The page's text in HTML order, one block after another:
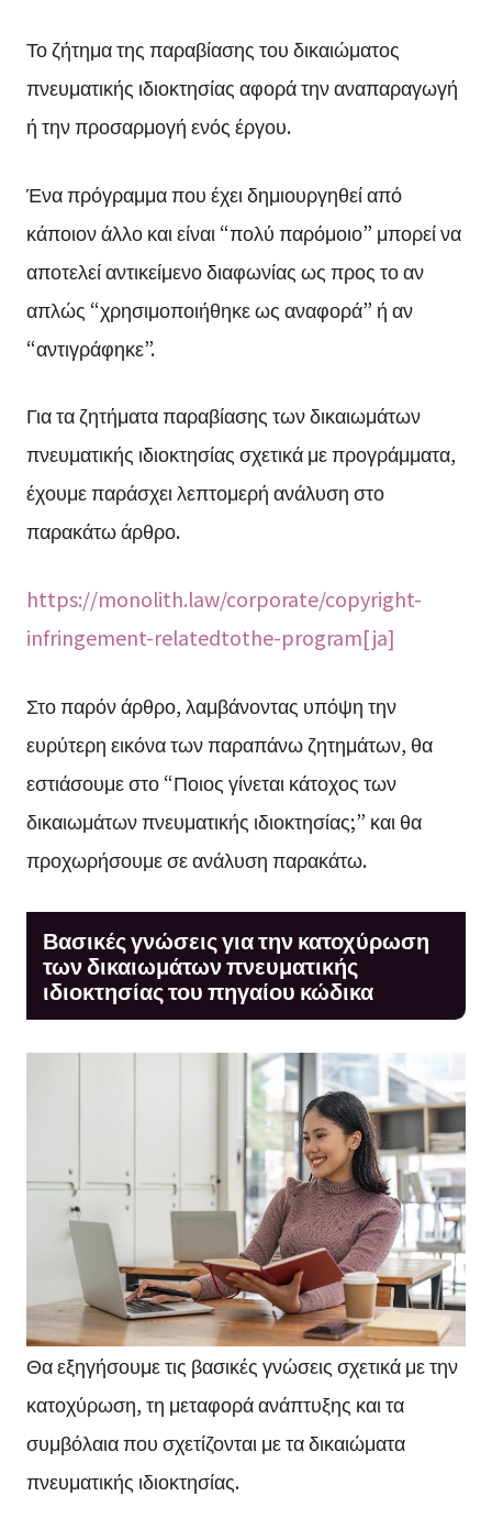
Το ζήτημα της παραβίασης του δικαιώματος
πνευματικής ιδιοκτησίας αφορά την αναπαραγωγή
ή την προσαρμογή ενός έργου.
Ένα πρόγραμμα που έχει δημιουργηθεί από
κάποιον άλλο και είναι “πολύ παρόμοιο” μπορεί να
αποτελεί αντικείμενο διαφωνίας ως προς το αν
απλώς “χρησιμοποιήθηκε ως αναφορά” ή αν
“αντιγράφηκε”.
Για τα ζητήματα παραβίασης των δικαιωμάτων
πνευματικής ιδιοκτησίας σχετικά με προγράμματα,
έχουμε παράσχει λεπτομερή ανάλυση στο
παρακάτω άρθρο.
https://monolith.law/corporate/copyright-
infringement-relatedtothe-program[ja]
Στο παρόν άρθρο, λαμβάνοντας υπόψη την
ευρύτερη εικόνα των παραπάνω ζητημάτων, θα
εστιάσουμε στο “Ποιος γίνεται κάτοχος των
δικαιωμάτων πνευματικής ιδιοκτησίας;” και θα
προχωρήσουμε σε ανάλυση παρακάτω.
Βασικές γνώσεις για την κατοχύρωση
των δικαιωμάτων πνευματικής
ιδιοκτησίας του πηγαίου κώδικα
Θα εξηγήσουμε τις βασικές γνώσεις σχετικά με την
κατοχύρωση, τη μεταφορά ανάπτυξης και τα
συμβόλαια που σχετίζονται με τα δικαιώματα
πνευματικής ιδιοκτησίας.